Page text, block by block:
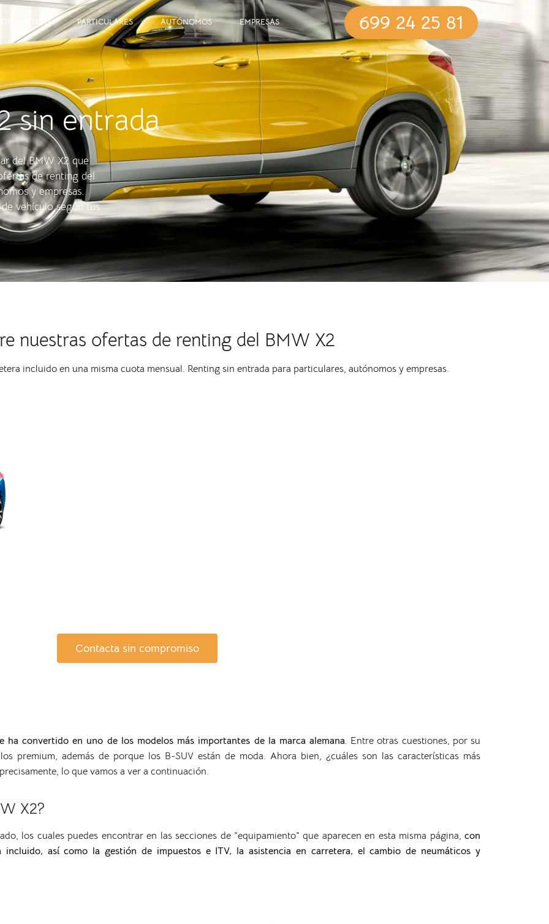
DE RENTING PARTICULARES AUTÓNOMOS EMPRESAS 699 24 25 81
sin entrada
del BMW X2 que
de renting del
y empresas.
vehículo según tus
nuestras ofertas de renting del BMW X2
incluido en una misma cuota mensual. Renting sin entrada para particulares, autónomos y empresas.
Contacta sin compromiso
ha convertido en uno de los modelos más importantes de la marca alemana. Entre otras cuestiones, por su
premium, además de porque los B-SUV están de moda. Ahora bien, ¿cuáles son las características más
lo que vamos a ver a continuación.
X2?
los cuales puedes encontrar en las secciones de “equipamiento” que aparecen en esta misma página, con
así como la gestión de impuestos e ITV, la asistencia en carretera, el cambio de neumáticos y